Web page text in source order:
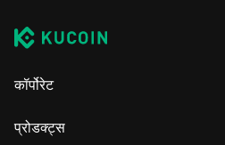
कॉर्पोरेट
प्रोडक्ट्स